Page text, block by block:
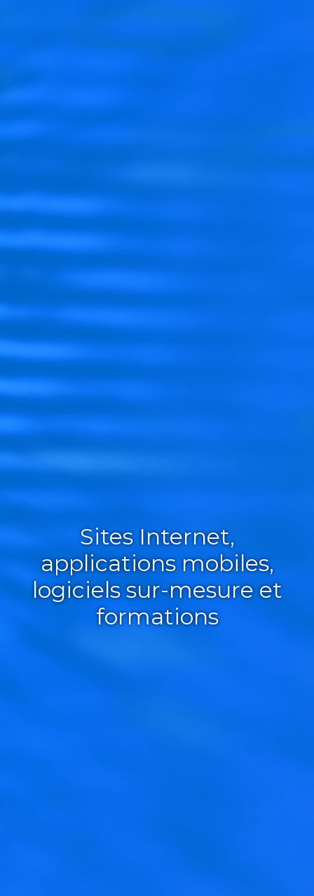
Sites Internet,
applications mobiles,
logiciels sur-mesure et
formations